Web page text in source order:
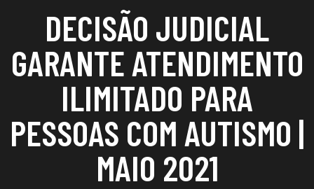
DECISÃO JUDICIAL
GARANTE ATENDIMENTO
ILIMITADO PARA
PESSOAS COM AUTISMO |
MAIO 2021